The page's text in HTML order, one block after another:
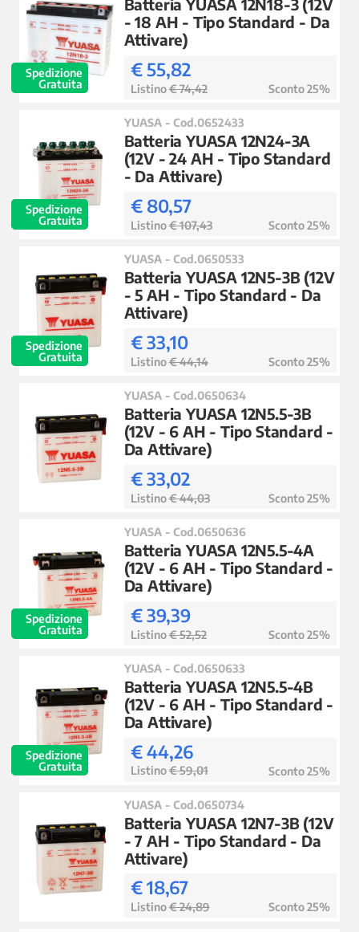
Spedizione
Gratuita
- 18 AH - Tipo Standard - Da
Attivare)
€ 55,82
Listino€ 74,42 Sconto 25%
Spedizione
Gratuita
YUASA - Cod.0652433
Batteria YUASA 12N24-3A
(12V - 24 AH - Tipo Standard
- Da Attivare)
€ 80,57
Listino€ 107,43 Sconto 25%
Spedizione
Gratuita
YUASA - Cod.0650533
Batteria YUASA 12N5-3B (12V
- 5 AH - Tipo Standard - Da
Attivare)
€ 33,10
Listino€ 44,14 Sconto 25%
YUASA - Cod.0650634
Batteria YUASA 12N5.5-3B
(12V - 6 AH - Tipo Standard -
Da Attivare)
€ 33,02
Listino€ 44,03 Sconto 25%
Spedizione
Gratuita
YUASA - Cod.0650636
Batteria YUASA 12N5.5-4A
(12V - 6 AH - Tipo Standard -
Da Attivare)
€ 39,39
Listino€ 52,52 Sconto 25%
Spedizione
Gratuita
YUASA - Cod.0650633
Batteria YUASA 12N5.5-4B
(12V - 6 AH - Tipo Standard -
Da Attivare)
€ 44,26
Listino€ 59,01 Sconto 25%
YUASA - Cod.0650734
Batteria YUASA 12N7-3B (12V
- 7 AH - Tipo Standard - Da
Attivare)
€ 18,67
Listino€ 24,89 Sconto 25%